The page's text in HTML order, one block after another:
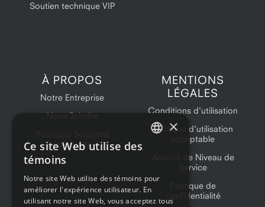
Soutien technique VIP
À PROPOS
Notre Entreprise
Nous Joindre
OneProvider?
MENTIONS
LÉGALES
Conditions d'utilisation
Politique d'utilisation
acceptable
Accord de Niveau de
Service
Politique de
confidentialité
×
Ce site Web utilise des
témoins
Notre site Web utilise des témoins pour
améliorer l'expérience utilisateur. En
utilisant notre site Web, vous acceptez tous